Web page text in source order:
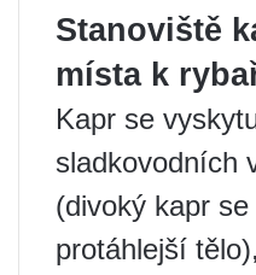
Stanoviště
místa k
Kapr se
sladkovodních
(divoký kapr
protáhlejší